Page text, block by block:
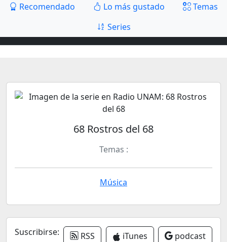
Recomendado
Lo más gustado
Temas
Series
68 Rostros del 68
Temas :
Música
Suscribirse: RSS iTunes podcast